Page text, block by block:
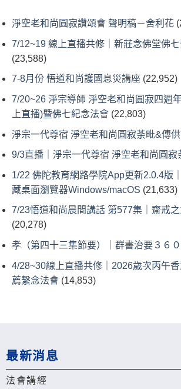
淨空老和尚圓寂讚頌會 聲明稿－舍利花
7/12~19 線上直播共修｜新莊念佛堂佛
(23,588)
7-8月份 悟道和尚護國息災講座 (22,952)
7/20~26 淨宗導師 淨空老和尚圓寂四週
上直播)暨佛七紀念法會 (22,803)
淨宗一代尊宿 淨空老和尚圓寂荼毗&傳
9/3直播｜淨宗一代尊宿 淨空老和尚圓寂
1/22 佛陀教育網路學院App更新2.0.4版
藏桌面瀏覽器Windows/macOS (21,633)
7/23悟道和尚晨間講話 第577集｜齋戒
(20,278)
孝（第四十三集節要）｜群書治要３６
4/28~30線上直播共修｜2026歲次丙午
薦繫念法會 (14,853)
最新消息
法會講經